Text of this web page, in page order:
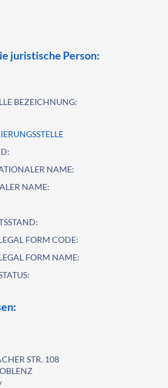
juristische Person:
BEZEICHNUNG:
NAME:
NAME:
FORM CODE:
FORM NAME:
STR. 108